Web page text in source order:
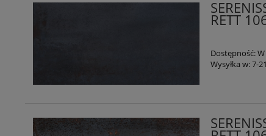
RETT
Dostępność:
Wysyłka w:7-